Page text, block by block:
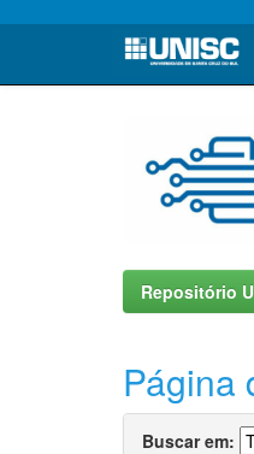
Skip
Repositório
Página
Buscar em: